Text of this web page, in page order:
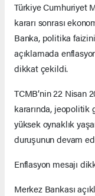
Türkiye Cumhuriyet
kararı sonrası
Banka, politika
açıklamada
dikkat çekildi.
TCMB’nin 22 Nisan
kararında, jeopolitik
yüksek oynaklık
duruşunun devam
Enflasyon mesajı
Merkez Bankası